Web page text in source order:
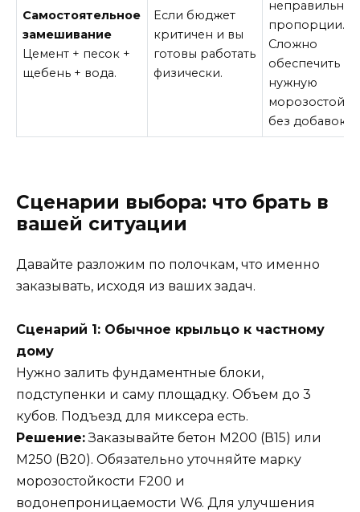
Самостоятельное
замешивание
Цемент + песок +
щебень + вода.
Если бюджет
критичен и вы
готовы работать
физически.
неправильной
пропорции.
Сложно
обеспечить
нужную
без добавок.
Сценарии выбора: что брать в
вашей ситуации
Давайте разложим по полочкам, что именно
заказывать, исходя из ваших задач.
Сценарий 1: Обычное крыльцо к частному
дому
Нужно залить фундаментные блоки,
подступенки и саму площадку. Объем до 3
кубов. Подъезд для миксера есть.
Решение:Заказывайте бетон М200 (В15) или
М250 (В20). Обязательно уточняйте марку
морозостойкости F200 и
водонепроницаемости W6. Для улучшения